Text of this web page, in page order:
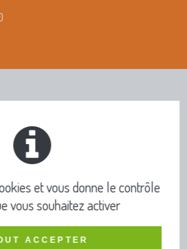
et vous donne le contrôle
vous souhaitez activer
ACCEPTER